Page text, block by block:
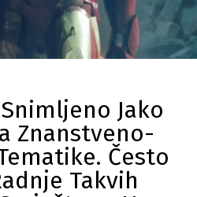
Jako
Znanstveno-
Često
Takvih